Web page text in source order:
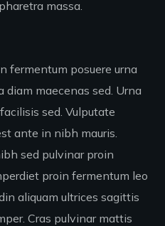
massa.
fermentum posuere urna
diam maecenas sed. Urna
sed. Vulputate
ante in nibh mauris.
sed pulvinar proin
proin fermentum leo
aliquam ultrices sagittis
Cras pulvinar mattis